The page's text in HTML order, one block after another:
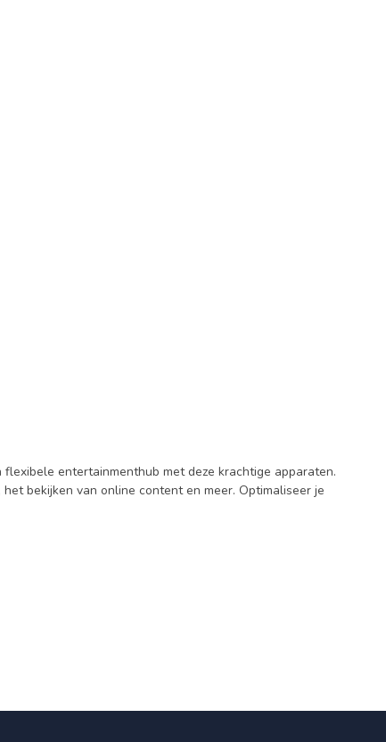
entertainmenthub met deze krachtige apparaten.
bekijken van online content en meer. Optimaliseer je